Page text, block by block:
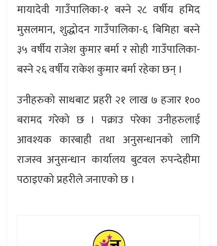
मायादेवी गाउँपालिका-१ बस्‍ने २८ वर्षीय हमिद
मुसलमान, शुद्धोदन गाउँपालिका-६ बिमिहा बस्‍ने
३५ वर्षीय राजेश कुमार बर्मा र सोही गाउँपालिका-
बस्‍ने २६ वर्षीय राकेश कुमार बर्मा रहेका छन् ।
उनीहरुको साथबाट प्रहरी २१ लाख ७ हजार १००
बरामद गरेको छ । पक्राउ परेका उनीहरुलाई
आवश्यक कारबाही तथा अनुसन्धानको लागि
राजस्व अनुसन्धान कार्यालय बुटवल रुपन्देहीमा
पठाइएको प्रहरीले जनाएको छ ।